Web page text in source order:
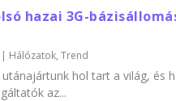
hazai 3G-
| Hálózatok, Trend
utánajártunk hol tart a világ, és
az...